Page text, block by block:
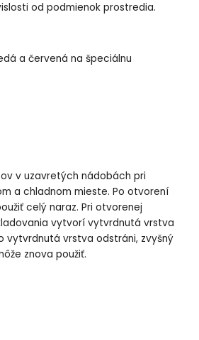
od podmienok prostredia.
a červená na špeciálnu
v uzavretých nádobách pri
a chladnom mieste. Po otvorení
celý naraz. Pri otvorenej
vytvorí vytvrdnutá vrstva
vytvrdnutá vrstva odstráni, zvyšný
znova použiť.